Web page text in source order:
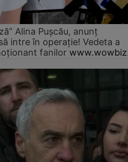
Alina Pușcău, anunț
intre în operație! Vedeta a
fanilor